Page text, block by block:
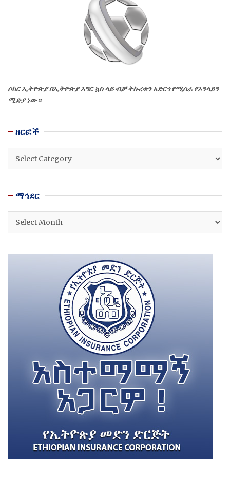
ሶከር ኢትዮጵያ በኢትዮጵያ እግር ኳስ ላይ ብቻ ትኩረቱን አድርጎ የሚሰራ የኦንላይን
ሚድያ ነው።
ዘርፎች
ዘርፎች
ማኅደር
ማኅደር